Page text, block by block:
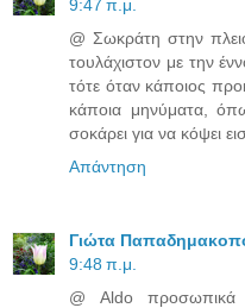
9:47 π.μ.
@ Σωκράτη στην
τουλάχιστον με την
τότε όταν κάποιος
κάποια μηνύματα,
σοκάρει για να κόψει
Απάντηση
Γιώτα
9:48 π.μ.
@ Aldo